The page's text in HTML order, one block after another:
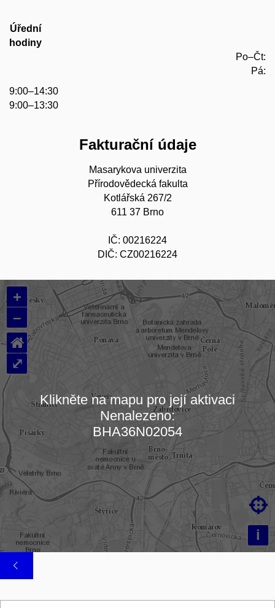
Úřední
hodiny
Po–Čt:
Pá:
9:00–14:30
9:00–13:30
Fakturační údaje
Masarykova univerzita
Přírodovědecká fakulta
Kotlářská 267/2
611 37 Brno
IČ: 00216224
DIČ: CZ00216224
Načítám mapu…
+
–
i

⌂
⤢
Klikněte na mapu pro její aktivaci
Nenalezeno:
BHA36N02054